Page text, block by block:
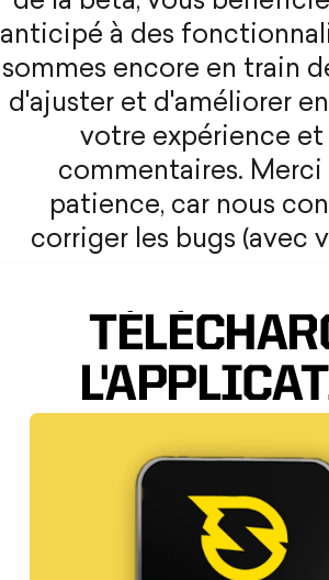
anticipé à des
sommes encore en train
d'ajuster et d'améliorer
votre expérience et
commentaires. Merci
patience, car nous
corriger les bugs (avec